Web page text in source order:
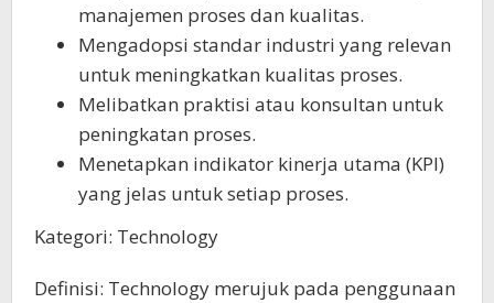
manajemen proses dan kualitas.
Mengadopsi standar industri yang relevan
untuk meningkatkan kualitas proses.
Melibatkan praktisi atau konsultan untuk
peningkatan proses.
Menetapkan indikator kinerja utama (KPI)
yang jelas untuk setiap proses.
Kategori: Technology
Definisi: Technology merujuk pada penggunaan